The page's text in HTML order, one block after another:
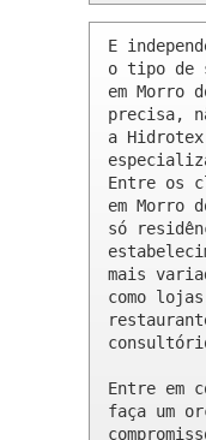
E
o tipo de
em Morro
precisa,
a
Entre os
em Morro
só
mais
como
Entre em
faça um